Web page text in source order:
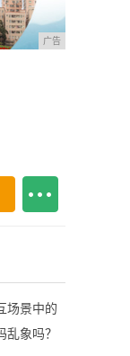
广告
场景中的
象吗？